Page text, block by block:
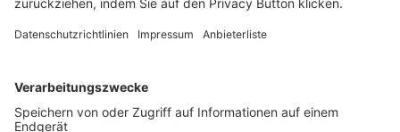
FOLGE DEM BFV
TOP-VEREINE